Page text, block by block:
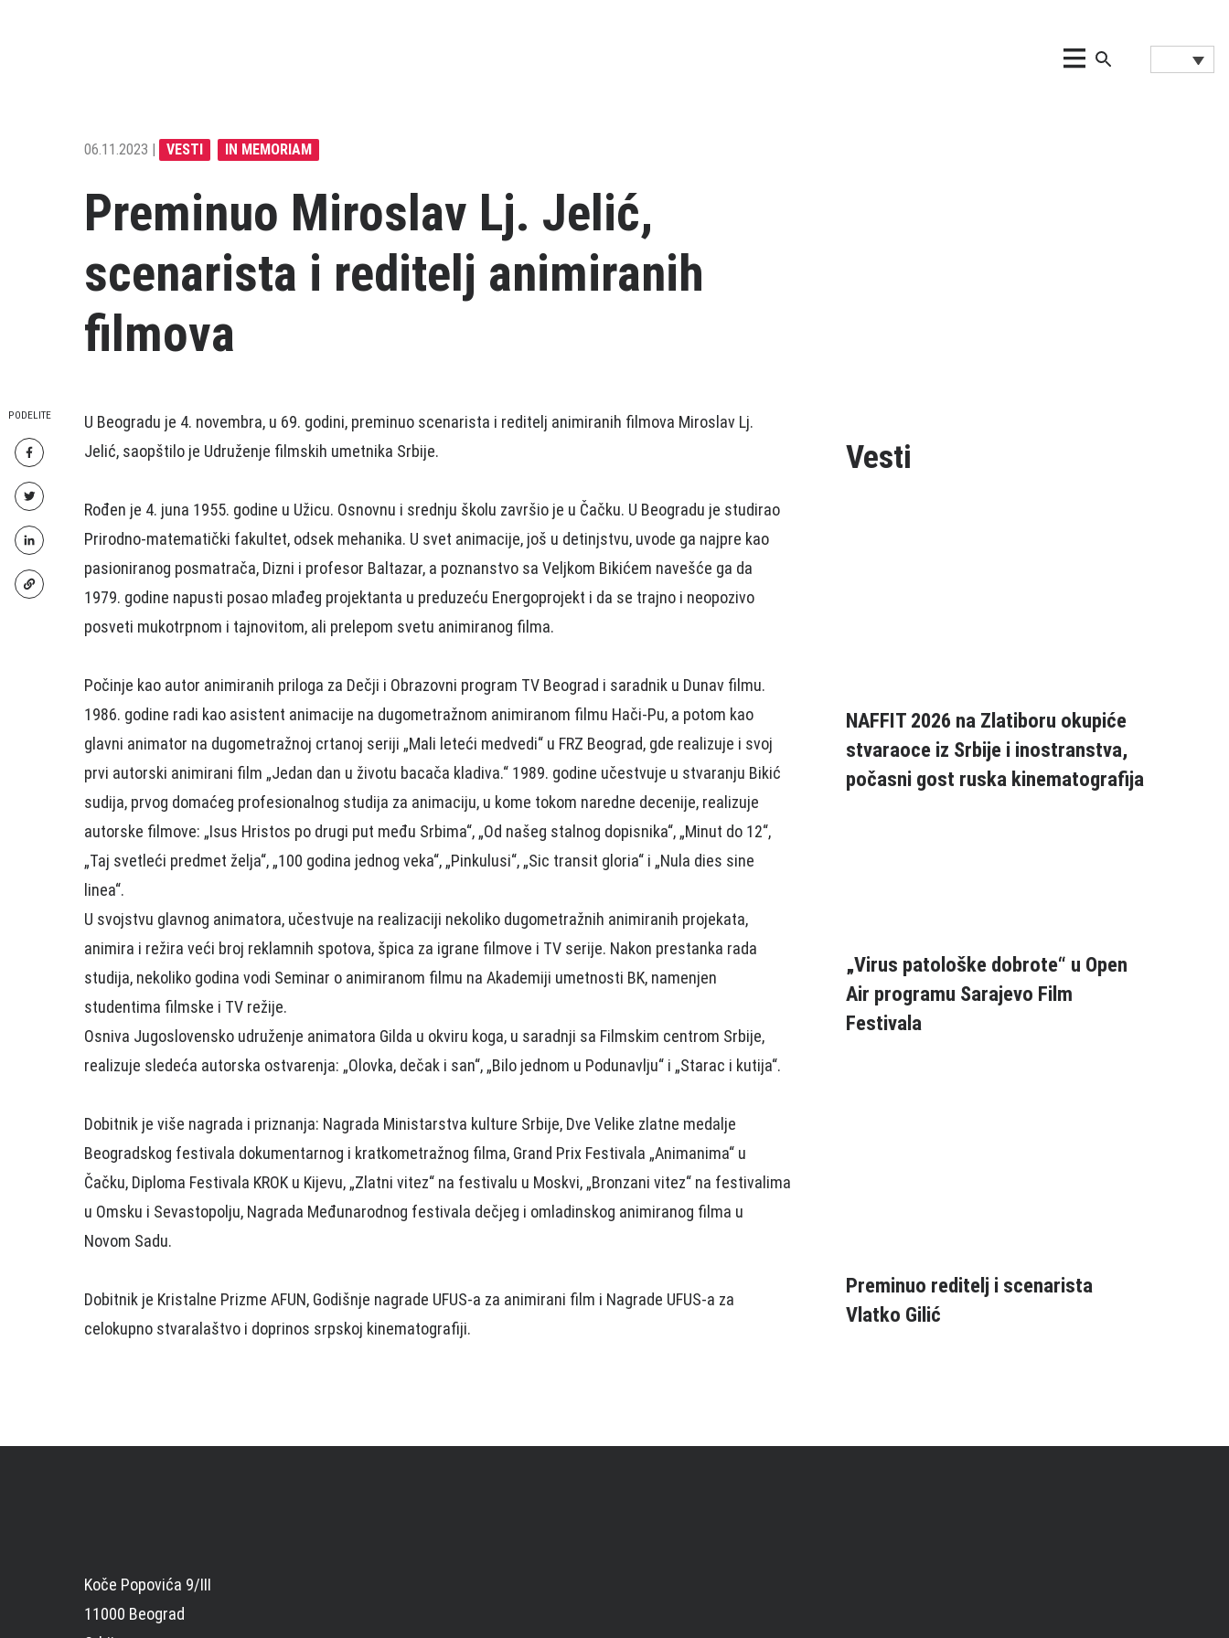
06.11.2023 | VESTI IN MEMORIAM
Preminuo Miroslav Lj. Jelić,
scenarista i reditelj animiranih
filmova
PODELITE
U Beogradu je 4. novembra, u 69. godini, preminuo scenarista i reditelj animiranih filmova Miroslav Lj.
Jelić, saopštilo je Udruženje filmskih umetnika Srbije.
Rođen je 4. juna 1955. godine u Užicu. Osnovnu i srednju školu završio je u Čačku. U Beogradu je studirao
Prirodno-matematički fakultet, odsek mehanika. U svet animacije, još u detinjstvu, uvode ga najpre kao
pasioniranog posmatrača, Dizni i profesor Baltazar, a poznanstvo sa Veljkom Bikićem navešće ga da
1979. godine napusti posao mlađeg projektanta u preduzeću Energoprojekt i da se trajno i neopozivo
posveti mukotrpnom i tajnovitom, ali prelepom svetu animiranog filma.
Počinje kao autor animiranih priloga za Dečji i Obrazovni program TV Beograd i saradnik u Dunav filmu.
1986. godine radi kao asistent animacije na dugometražnom animiranom filmu Hači-Pu, a potom kao
glavni animator na dugometražnoj crtanoj seriji „Mali leteći medvedi“ u FRZ Beograd, gde realizuje i svoj
prvi autorski animirani film „Jedan dan u životu bacača kladiva.“ 1989. godine učestvuje u stvaranju Bikić
sudija, prvog domaćeg profesionalnog studija za animaciju, u kome tokom naredne decenije, realizuje
autorske filmove: „Isus Hristos po drugi put među Srbima“, „Od našeg stalnog dopisnika“, „Minut do 12“,
„Taj svetleći predmet želja“, „100 godina jednog veka“, „Pinkulusi“, „Sic transit gloria“ i „Nula dies sine
linea“.
U svojstvu glavnog animatora, učestvuje na realizaciji nekoliko dugometražnih animiranih projekata,
animira i režira veći broj reklamnih spotova, špica za igrane filmove i TV serije. Nakon prestanka rada
studija, nekoliko godina vodi Seminar o animiranom filmu na Akademiji umetnosti BK, namenjen
studentima filmske i TV režije.
Osniva Jugoslovensko udruženje animatora Gilda u okviru koga, u saradnji sa Filmskim centrom Srbije,
realizuje sledeća autorska ostvarenja: „Olovka, dečak i san“, „Bilo jednom u Podunavlju“ i „Starac i kutija“.
Dobitnik je više nagrada i priznanja: Nagrada Ministarstva kulture Srbije, Dve Velike zlatne medalje
Beogradskog festivala dokumentarnog i kratkometražnog filma, Grand Prix Festivala „Animanima“ u
Čačku, Diploma Festivala KROK u Kijevu, „Zlatni vitez“ na festivalu u Moskvi, „Bronzani vitez“ na festivalima
u Omsku i Sevastopolju, Nagrada Međunarodnog festivala dečjeg i omladinskog animiranog filma u
Novom Sadu.
Dobitnik je Kristalne Prizme AFUN, Godišnje nagrade UFUS-a za animirani film i Nagrade UFUS-a za
celokupno stvaralaštvo i doprinos srpskoj kinematografiji.
Vesti
NAFFIT 2026 na Zlatiboru okupiće
stvaraoce iz Srbije i inostranstva,
počasni gost ruska kinematografija
„Virus patološke dobrote“ u Open
Air programu Sarajevo Film
Festivala
Preminuo reditelj i scenarista
Vlatko Gilić
Koče Popovića 9/III
11000 Beograd